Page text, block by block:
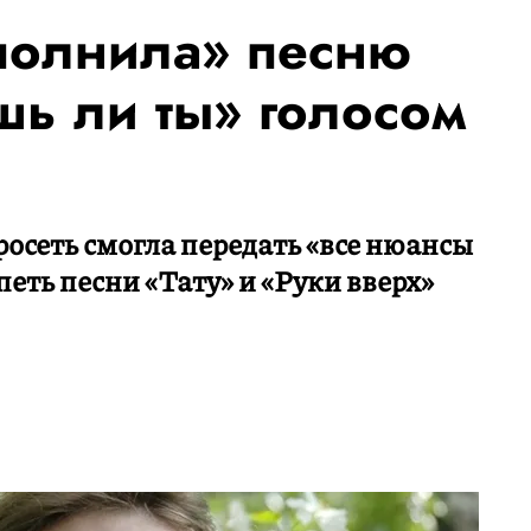
песню
ли ты» голосом
смогла передать «все нюансы
песни «Тату» и «Руки вверх»